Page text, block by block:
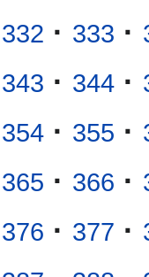
332 · 333 ·
343 · 344 ·
354 · 355 ·
365 · 366 ·
376 · 377 ·